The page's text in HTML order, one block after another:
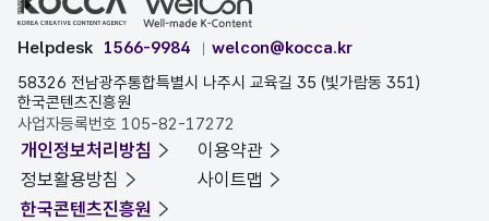
Helpdesk 1566-9984
welcon@kocca.kr
58326 전남광주통합특별시 나주시 교육길 35 (빛가람동 351)
한국콘텐츠진흥원
사업자등록번호 105-82-17272
개인정보처리방침
이용약관
정보활용방침
사이트맵
한국콘텐츠진흥원